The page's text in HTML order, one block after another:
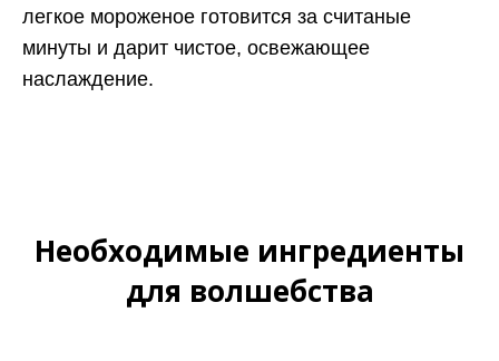
легкое мороженое готовится за считаные
минуты и дарит чистое, освежающее
наслаждение.
Необходимые ингредиенты
для волшебства